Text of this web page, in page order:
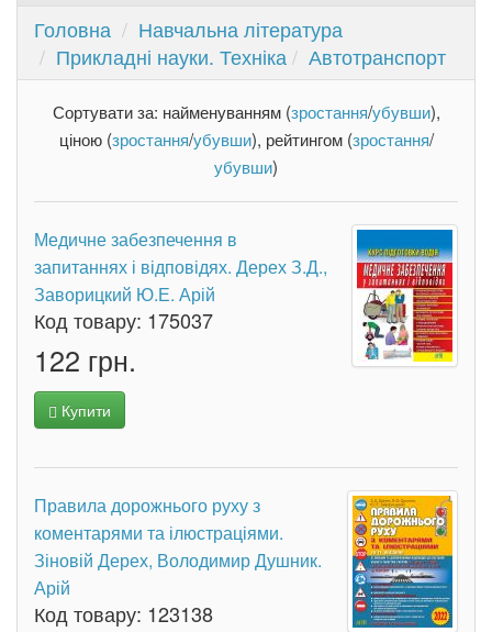
Головна
Навчальна література
Прикладні науки. Техніка
Автотранспорт
Сортувати за: найменуванням (зростання/убувши),
ціною (зростання/убувши), рейтингом (зростання/
убувши)
Медичне забезпечення в
запитаннях і відповідях. Дерех З.Д.,
Заворицкий Ю.Е. Арій
Код товару: 175037
122 грн.
Купити
Правила дорожнього руху з
коментарями та ілюстраціями.
Зіновій Дерех, Володимир Душник.
Арій
Код товару: 123138